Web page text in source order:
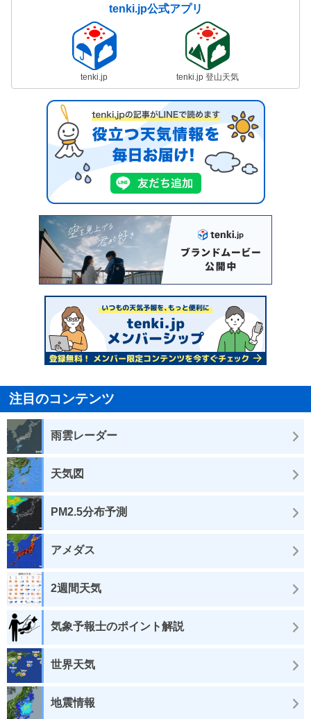
tenki.jp公式アプリ
tenki.jp tenki.jp 登山天気
注目のコンテンツ
雨雲レーダー
天気図
PM2.5分布予測
アメダス
2週間天気
気象予報士のポイント解説
世界天気
地震情報